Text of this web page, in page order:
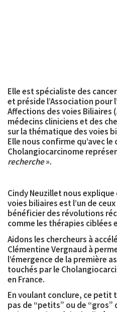
Elle est spécialiste des
et préside l’Association pour
Affections des voies Biliaires (
médecins cliniciens et des
sur la thématique des voies
Elle nous confirme qu’avec
Cholangiocarcinome
recherche».
Cindy Neuzillet nous explique
voies biliaires est l’un de
bénéficier des révolutions
comme les thérapies ciblées
Aidons les chercheurs à
Clémentine Vergnaud à
l’émergence de la première
touchés par le
en France.
En voulant conclure, ce petit
pas de “petits” ou de “gros”